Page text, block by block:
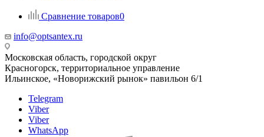
Сравнение товаров0
info@optsantex.ru
Московская область, городской округ
Красногорск, территориальное управление
Ильинское, «Новорижский рынок» павильон 6/1
Telegram
Viber
Viber
WhatsApp